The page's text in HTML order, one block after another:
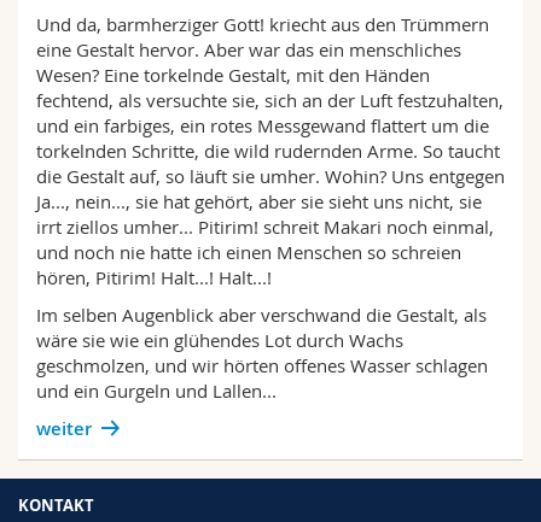
Und da, barmherziger Gott! kriecht aus den Trümmern
eine Gestalt hervor. Aber war das ein menschliches
Wesen? Eine torkelnde Gestalt, mit den Händen
fechtend, als versuchte sie, sich an der Luft festzuhalten,
und ein farbiges, ein rotes Messgewand flattert um die
torkelnden Schritte, die wild rudernden Arme. So taucht
die Gestalt auf, so läuft sie umher. Wohin? Uns entgegen
Ja..., nein..., sie hat gehört, aber sie sieht uns nicht, sie
irrt ziellos umher... Pitirim! schreit Makari noch einmal,
und noch nie hatte ich einen Menschen so schreien
hören, Pitirim! Halt...! Halt...!
Im selben Augenblick aber verschwand die Gestalt, als
wäre sie wie ein glühendes Lot durch Wachs
geschmolzen, und wir hörten offenes Wasser schlagen
und ein Gurgeln und Lallen...
weiter
KONTAKT